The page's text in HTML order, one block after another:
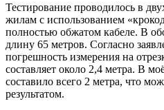
Тестирование проводилось в
жилам с использованием
полностью обжатом кабеле. В
длину 65 метров. Согласно
погрешность измерения на
составляет около 2,4 метра. В
составило всего 2 метра, что
результатом.